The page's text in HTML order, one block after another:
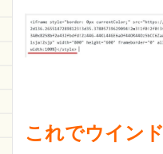
これでウイン